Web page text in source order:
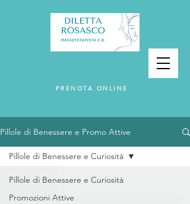
PRENOTA ONLINE
Pillole di Benessere e Promo Attive
Pillole di Benessere e Curiosità
Promozioni Attive
Pillole di Benessere e Curiosità